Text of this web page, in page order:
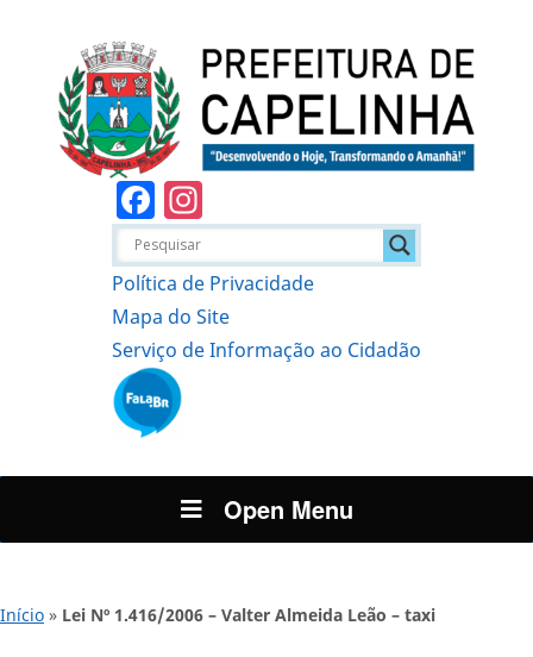
Facebook
Política de Privacidade
Mapa do Site
Serviço de Informação ao Cidadão
Open Menu
Início » Lei Nº 1.416/2006 – Valter Almeida Leão – taxi